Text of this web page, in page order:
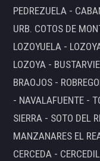
PEDREZUELA -
URB. COTOS DE
LOZOYUELA -
LOZOYA -
BRAOJOS -
- NAVALAFUENTE -
SIERRA - SOTO DEL
MANZANARES EL
CERCEDA -